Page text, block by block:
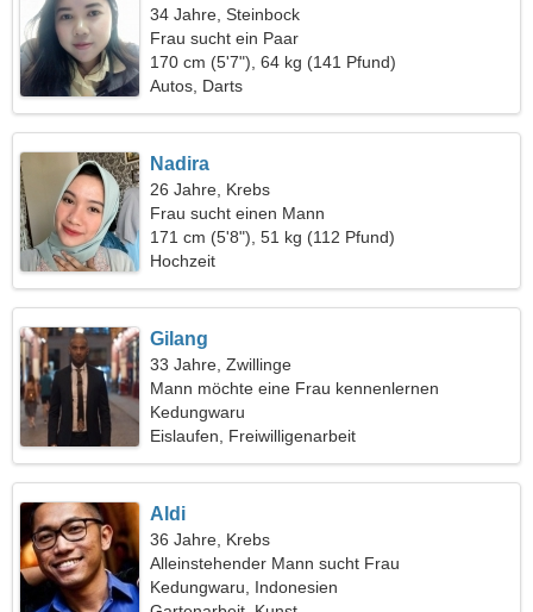
34 Jahre, Steinbock
Frau sucht ein Paar
170 cm (5'7"), 64 kg (141 Pfund)
Autos, Darts
Nadira
26 Jahre, Krebs
Frau sucht einen Mann
171 cm (5'8"), 51 kg (112 Pfund)
Hochzeit
Gilang
33 Jahre, Zwillinge
Mann möchte eine Frau kennenlernen
Kedungwaru
Eislaufen, Freiwilligenarbeit
Aldi
36 Jahre, Krebs
Alleinstehender Mann sucht Frau
Kedungwaru, Indonesien